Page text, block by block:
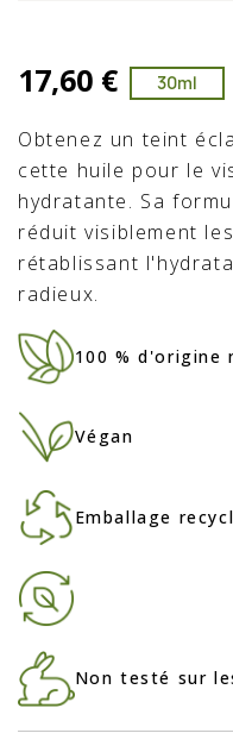
17,60 € 30ml
Obtenez un teint
cette huile pour le
hydratante. Sa
réduit visiblement
rétablissant
radieux.
100 % d'origine
Végan
Emballage
Non testé sur